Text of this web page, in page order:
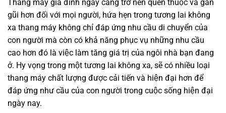
Thang máy gia đình ngày càng trở nên quen thuộc và gần
gũi hơn đối với mọi người, hứa hẹn trong tương lai không
xa thang máy không chỉ đáp ứng nhu cầu di chuyển của
con người mà còn có khả năng phục vụ những nhu cầu
cao hơn đó là việc làm tăng giá trị của ngôi nhà bạn đang
ở. Hy vọng trong một tương lai không xa, sẽ có nhiều loại
thang máy chất lượng được cải tiến và hiện đại hơn để
đáp ứng như cầu của con người trong cuộc sống hiện đại
ngày nay.